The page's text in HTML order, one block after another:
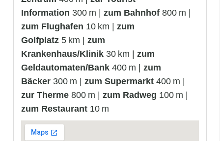
Information 300 m | zum Bahnhof 800 m |
zum Flughafen 10 km | zum
Golfplatz 5 km | zum
Krankenhaus/Klinik 30 km | zum
Geldautomaten/Bank 400 m | zum
Bäcker 300 m | zum Supermarkt 400 m |
zur Therme 800 m | zum Radweg 100 m |
zum Restaurant 10 m